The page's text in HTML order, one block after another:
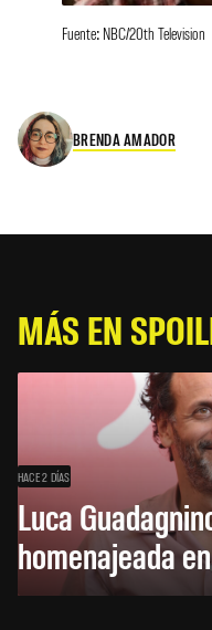
Fuente: NBC/20th Television
BRENDA AMADOR
MÁS EN
HACE 2 DÍAS
Luca
homenajeada